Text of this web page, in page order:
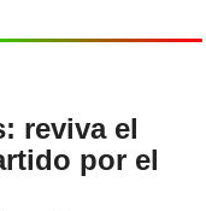
reviva el
por el